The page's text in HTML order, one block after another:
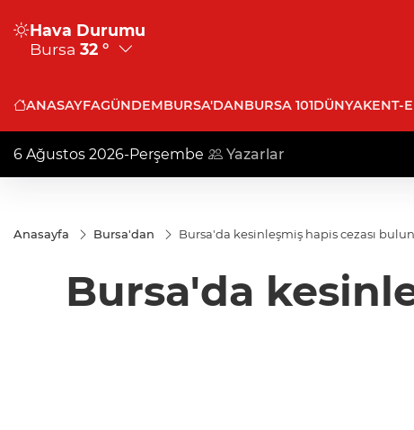
Hava Durumu
Bursa 32 °
ANASAYFAGÜNDEMBURSA'DANBURSA 101DÜNYAKENT-
6 Ağustos 2026-Perşembe Yazarlar
Anasayfa Bursa'dan Bursa'da kesinleşmiş hapis cezası
Bursa'da